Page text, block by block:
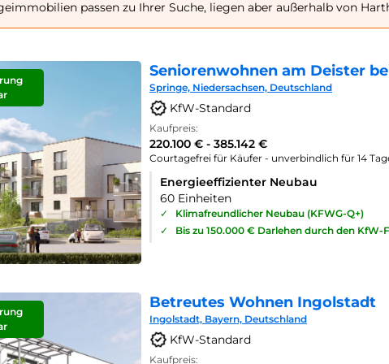
passen zu Ihrer Suche, liegen aber außerhalb von
Seniorenwohnen am Deister
Springe, Niedersachsen, Deutschland
KfW-Standard
Kaufpreis:
220.100 € - 385.142 €
Courtagefrei für Käufer - unverbindlich für 14
Energieeffizienter Neubau
60 Einheiten
✓
Klimafreundlicher Neubau (KFWG-Q+)
✓
Bis zu 150.000 € Darlehen durch den
Betreutes Wohnen Ingolstadt
Ingolstadt, Bayern, Deutschland
KfW-Standard
Kaufpreis: